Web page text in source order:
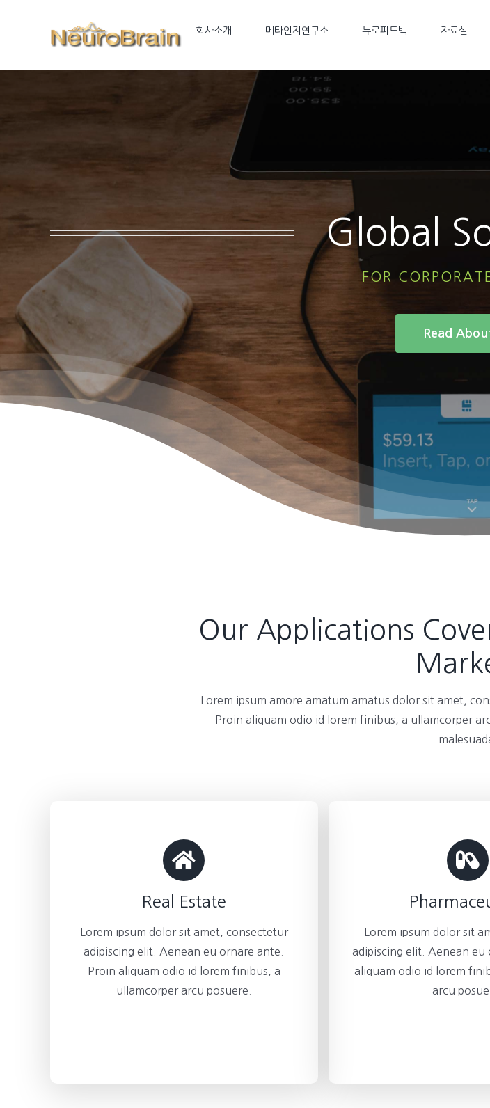
회사소개 메타인지연구소 뉴로피드백 자료실
Global
FOR
Read
Our Applications
Lorem ipsum amore amatum amatus dolor sit amet,
Proin aliquam odio id lorem finibus, a ullamcorper
Real Estate
Lorem ipsum dolor sit amet, consectetur
adipiscing elit. Aenean eu ornare ante.
Proin aliquam odio id lorem finibus, a
ullamcorper arcu posuere.
Lorem ipsum dolor sit
adipiscing elit. Aenean eu
aliquam odio id lorem
arcu